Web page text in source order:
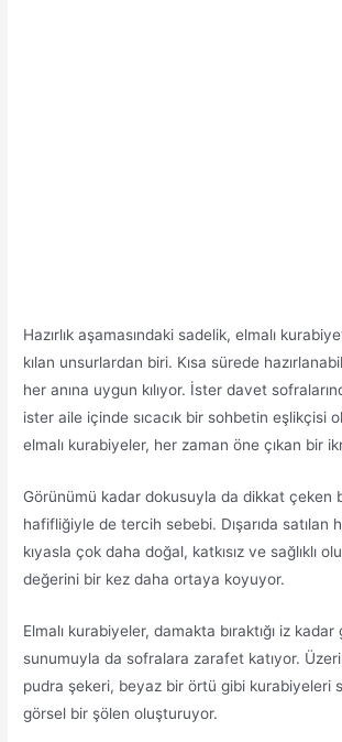
Hazırlık aşamasındaki sadelik, elmalı
kılan unsurlardan biri. Kısa sürede
her anına uygun kılıyor. İster davet
ister aile içinde sıcacık bir sohbetin eşlikçisi
elmalı kurabiyeler, her zaman öne çıkan bir
Görünümü kadar dokusuyla da dikkat çeken
hafifliğiyle de tercih sebebi. Dışarıda satılan
kıyasla çok daha doğal, katkısız ve sağlıklı
değerini bir kez daha ortaya koyuyor.
Elmalı kurabiyeler, damakta bıraktığı iz
sunumuyla da sofralara zarafet katıyor.
pudra şekeri, beyaz bir örtü gibi kurabiyeleri
görsel bir şölen oluşturuyor.